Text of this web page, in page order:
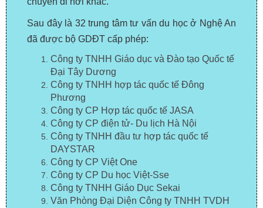
Sau đây là 32 trung tâm tư vấn du học ở Nghệ An
đã được bộ GDĐT cấp phép:
Công ty TNHH Giáo dục và Đào tạo Quốc tế
Đại Tây Dương
Công ty TNHH hợp tác quốc tế Đông
Phương
Công ty CP Hợp tác quốc tế JASA
Công ty CP điện tử- Du lịch Hà Nội
Công ty TNHH đầu tư hợp tác quốc tế
DAYSTAR
Công ty CP Việt One
Công ty CP Du học Việt-Sse
Công ty TNHH Giáo Dục Sekai
Văn Phòng Đại Diện Công ty TNHH TVDH